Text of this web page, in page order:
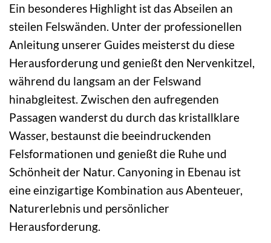
Ein besonderes Highlight ist das Abseilen an
steilen Felswänden. Unter der professionellen
Anleitung unserer Guides meisterst du diese
Herausforderung und genießt den Nervenkitzel,
während du langsam an der Felswand
hinabgleitest. Zwischen den aufregenden
Passagen wanderst du durch das kristallklare
Wasser, bestaunst die beeindruckenden
Felsformationen und genießt die Ruhe und
Schönheit der Natur. Canyoning in Ebenau ist
eine einzigartige Kombination aus Abenteuer,
Naturerlebnis und persönlicher
Herausforderung.